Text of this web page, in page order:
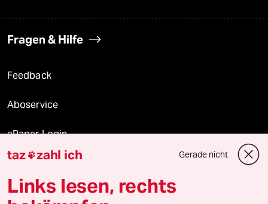
Fragen & Hilfe
Feedback
Aboservice
ePaper Login
Downloads für Abonnierende
taz zahl ich Gerade nicht
Links lesen, rechts